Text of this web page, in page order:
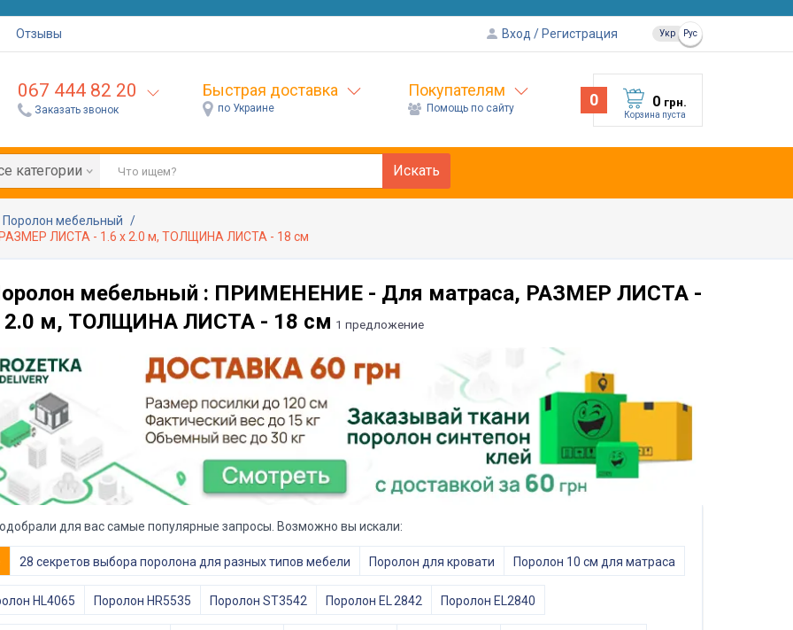
Отзывы Вход Регистрация Укр Рус
067 444 82 20
Заказать звонок
Быстрая доставка
по Украине
Покупателям
Помощь по сайту 0 0 грн.
Корзина пуста
категории Искать
Поролон мебельный
ЛИСТА - 1.6 х 2.0 м, ТОЛЩИНА ЛИСТА - 18 см
мебельный : ПРИМЕНЕНИЕ - Для матраса, РАЗМЕР ЛИСТА -
2.0 м, ТОЛЩИНА ЛИСТА - 18 см 1 предложение
для вас самые популярные запросы. Возможно вы искали:
28 секретов выбора поролона для разных типов мебели Поролон для кровати Поролон 10 см для матраса
HL4065 Поролон HR5535 Поролон ST3542 Поролон EL 2842 Поролон EL2840